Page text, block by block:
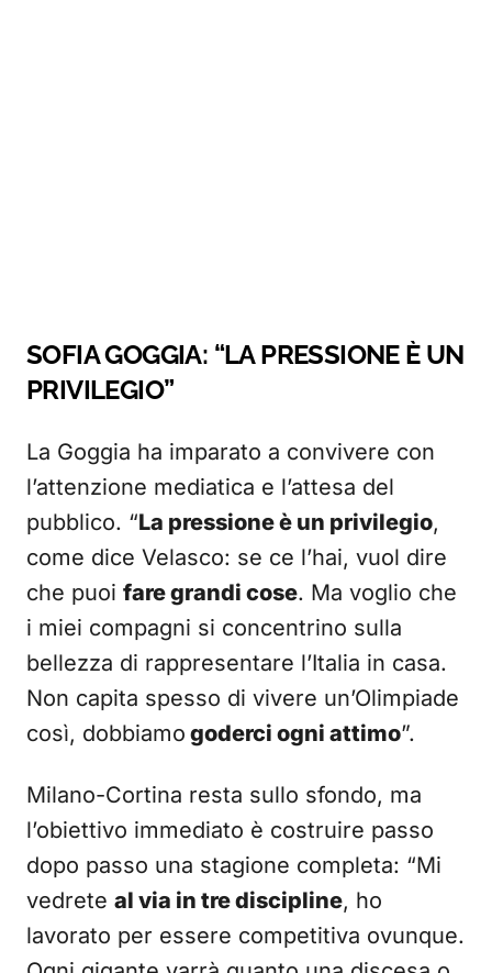
SOFIA GOGGIA: “LA PRESSIONE È UN
PRIVILEGIO”
La Goggia ha imparato a convivere con
l’attenzione mediatica e l’attesa del
pubblico. “La pressione è un privilegio,
come dice Velasco: se ce l’hai, vuol dire
che puoi fare grandi cose. Ma voglio che
i miei compagni si concentrino sulla
bellezza di rappresentare l’Italia in casa.
Non capita spesso di vivere un’Olimpiade
così, dobbiamo goderci ogni attimo”.
Milano-Cortina resta sullo sfondo, ma
l’obiettivo immediato è costruire passo
dopo passo una stagione completa: “Mi
vedrete al via in tre discipline, ho
lavorato per essere competitiva ovunque.